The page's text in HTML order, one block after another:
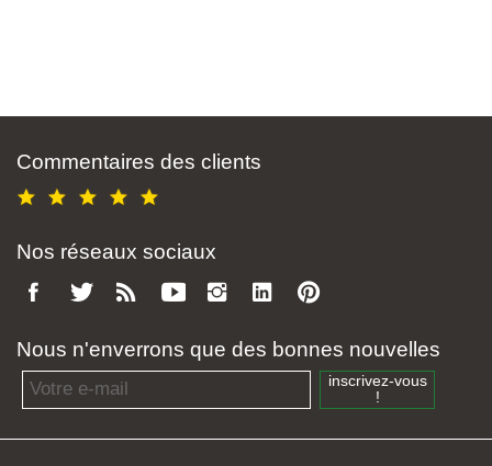
Commentaires des clients
Nos réseaux sociaux
Nous n'enverrons que des bonnes nouvelles
Email address
inscrivez-vous
!